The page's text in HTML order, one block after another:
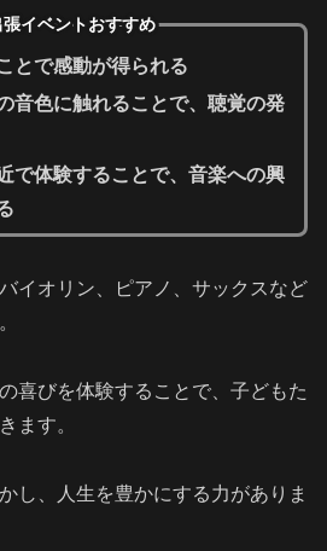
イベントおすすめ
とで感動が得られる
音色に触れることで、聴覚の発
で体験することで、音楽への興
イオリン、ピアノ、サックスなど
喜びを体験することで、子どもた
ます。
し、人生を豊かにする力がありま